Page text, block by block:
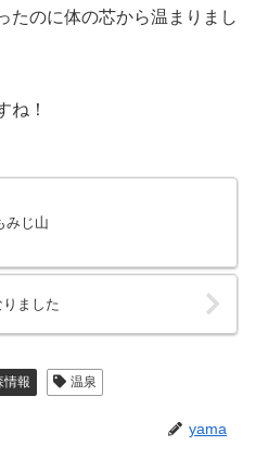
たのに体の芯から温まりまし
ね！
みじ山
ました
情報 温泉
yama